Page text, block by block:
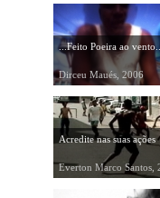
...Feito Poeira ao vento...
Dirceu Maués, 2006
Acredite nas suas ações
Everton Marco Santos,